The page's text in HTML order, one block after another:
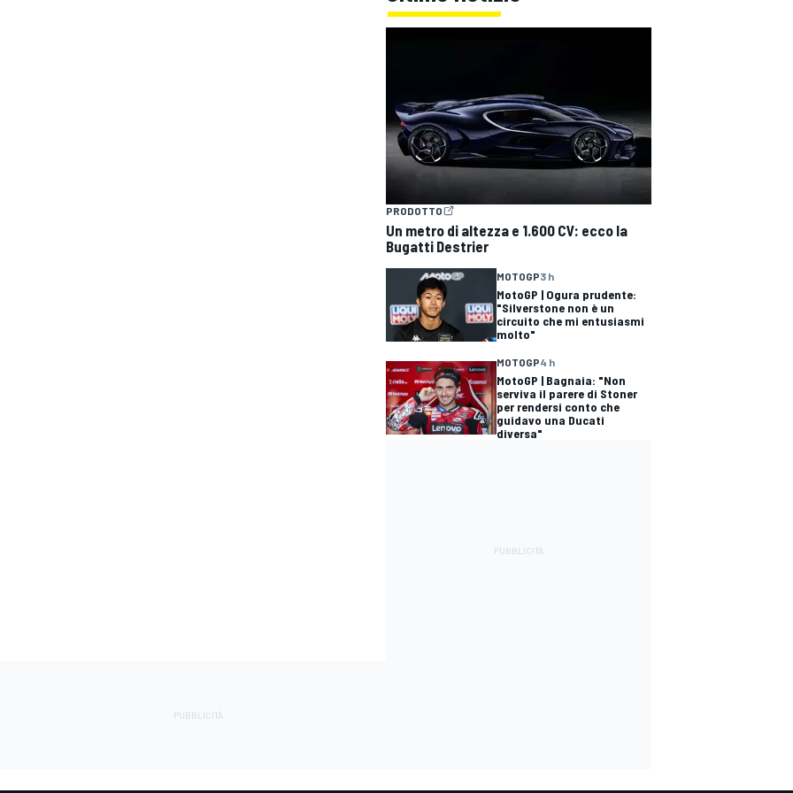
PRODOTTO
Un metro di altezza e 1.600 CV: ecco la
Bugatti Destrier
MOTOGP3 h
MotoGP | Ogura prudente:
"Silverstone non è un
circuito che mi entusiasmi
molto"
MOTOGP4 h
MotoGP | Bagnaia: "Non
serviva il parere di Stoner
per rendersi conto che
guidavo una Ducati
diversa"